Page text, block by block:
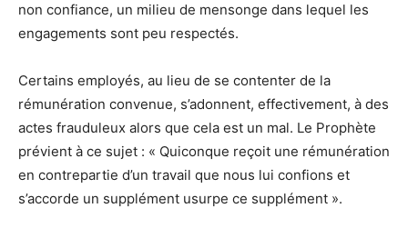
non confiance, un milieu de mensonge dans lequel les
engagements sont peu respectés.
Certains employés, au lieu de se contenter de la
rémunération convenue, s’adonnent, effectivement, à des
actes frauduleux alors que cela est un mal. Le Prophète
prévient à ce sujet : « Quiconque reçoit une rémunération
en contrepartie d’un travail que nous lui confions et
s’accorde un supplément usurpe ce supplément ».